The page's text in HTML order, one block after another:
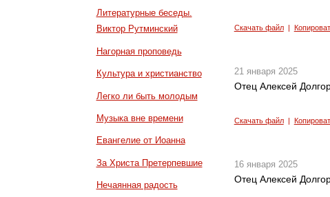
Литературные беседы.
Виктор Рутминский
Нагорная проповедь
Культура и христианство
Легко ли быть молодым
Музыка вне времени
Евангелие от Иоанна
За Христа Претерпевшие
Нечаянная радость
Скачать файл|
21 января 2025
Отец Алексей
Скачать файл|
16 января 2025
Отец Алексей